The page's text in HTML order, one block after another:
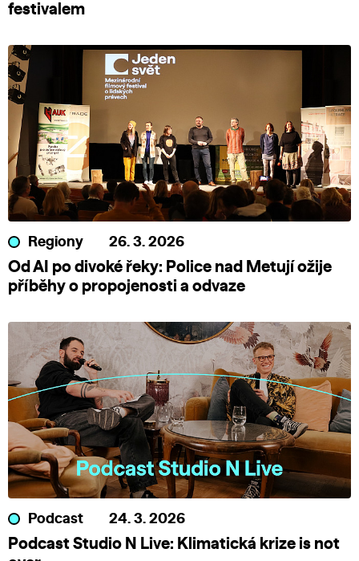
festivalem
Regiony 26. 3. 2026
Od AI po divoké řeky: Police nad Metují ožije
příběhy o propojenosti a odvaze
Podcast 24. 3. 2026
Podcast Studio N Live: Klimatická krize is not